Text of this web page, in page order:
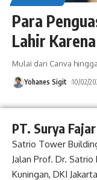
Para
Lahir
Mulai dari Canva
Yohanes Sigit 10/02/
PT. Surya
Satrio Tower
Jalan Prof. Dr.
Kuningan, DKI